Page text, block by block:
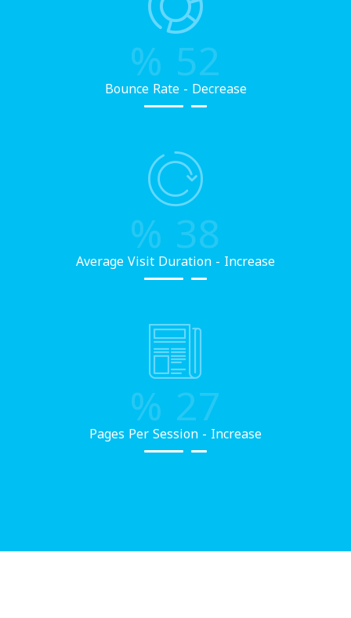
52
%
Bounce Rate - Decrease
38
%
Average Visit Duration - Increase
27
%
Pages Per Session - Increase